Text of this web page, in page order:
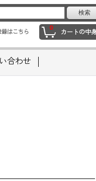
0
カートの中
録はこちら
合わせ